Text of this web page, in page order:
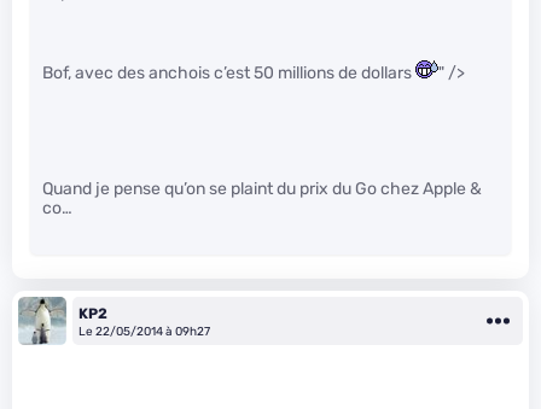
Bof, avec des anchois c’est 50 millions de dollars " />
Quand je pense qu’on se plaint du prix du Go chez Apple &
co…
KP2
Le 22/05/2014 à 09h27